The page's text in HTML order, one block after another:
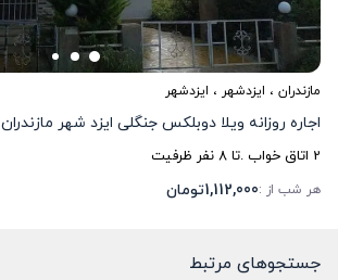
مازندران ، ایزدشهر ، ایزدشهر
اجاره روزانه ویلا دوبلکس جنگلی ایزد شهر مازندران
2 اتاق خواب .تا8نفر ظرفیت
هر شب از :1,112,000تومان
جستجوهای مرتبط